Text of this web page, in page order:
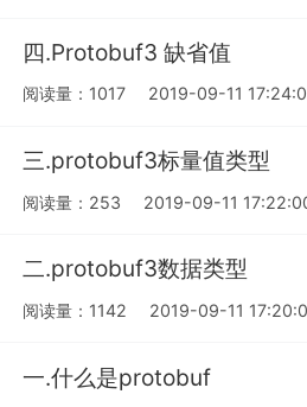
四.Protobuf3 缺省值
阅读量：1017 2019-09-11
三.protobuf3标量值类型
阅读量：253 2019-09-11
二.protobuf3数据类型
阅读量：1142 2019-09-11
一.什么是protobuf